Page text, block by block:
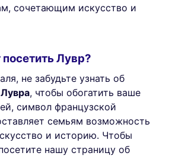
сочетающим искусство и
Лувр?
не забудьте узнать об
, чтобы обогатить ваше
символ французской
семьям возможность
и историю. Чтобы
нашу страницу об